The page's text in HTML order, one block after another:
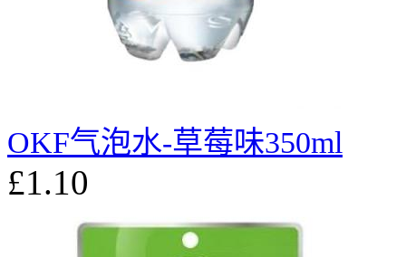
OKF气泡水-草莓味350ml
£1.10